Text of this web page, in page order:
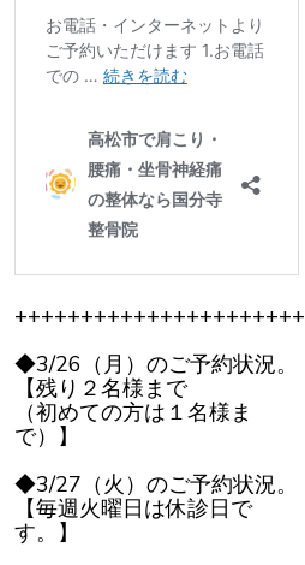
++++++++++++++++++++++
◆3/26（月）のご予約状況。
【残り２名様まで
（初めての方は１名様ま
で）】
◆3/27（火）のご予約状況。
【毎週火曜日は休診日で
す。】